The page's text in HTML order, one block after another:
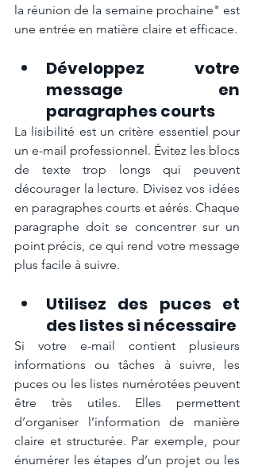
la réunion de la semaine prochaine" est
une entrée en matière claire et efficace.
Développez votre
message en
paragraphes courts
La lisibilité est un critère essentiel pour
un e-mail professionnel. Évitez les blocs
de texte trop longs qui peuvent
décourager la lecture. Divisez vos idées
en paragraphes courts et aérés. Chaque
paragraphe doit se concentrer sur un
point précis, ce qui rend votre message
plus facile à suivre.
Utilisez des puces et
des listes si nécessaire
Si votre e-mail contient plusieurs
informations ou tâches à suivre, les
puces ou les listes numérotées peuvent
être très utiles. Elles permettent
d’organiser l’information de manière
claire et structurée. Par exemple, pour
énumérer les étapes d’un projet ou les